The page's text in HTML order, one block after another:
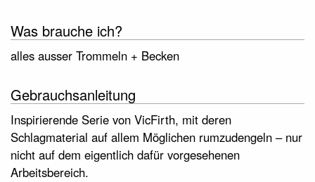
Was brauche ich?
alles ausser Trommeln + Becken
Gebrauchsanleitung
Inspirierende Serie von VicFirth, mit deren
Schlagmaterial auf allem Möglichen rumzudengeln – nur
nicht auf dem eigentlich dafür vorgesehenen
Arbeitsbereich.